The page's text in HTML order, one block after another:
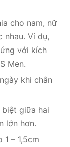
cho nam, nữ
nhau. Ví dụ,
với kích
Men.
khi chân
giữa hai
lớn hơn.
– 1,5cm